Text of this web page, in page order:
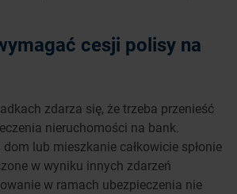
cesji polisy na
zdarza się, że trzeba przenieść
nieruchomości na bank.
lub mieszkanie całkowicie spłonie
w wyniku innych zdarzeń
w ramach ubezpieczenia nie